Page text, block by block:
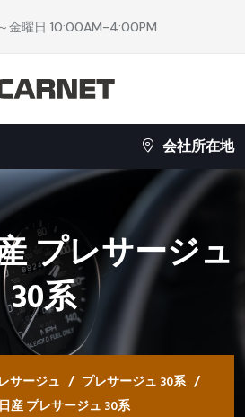
金曜日 10:00AM-4:00PM
会社所在地
プレサージュ
30系
サージュ
プレサージュ 30系
産 プレサージュ 30系